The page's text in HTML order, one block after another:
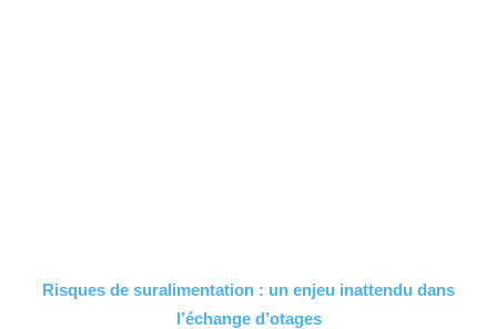
Risques de suralimentation : un enjeu inattendu dans
l’échange d’otages